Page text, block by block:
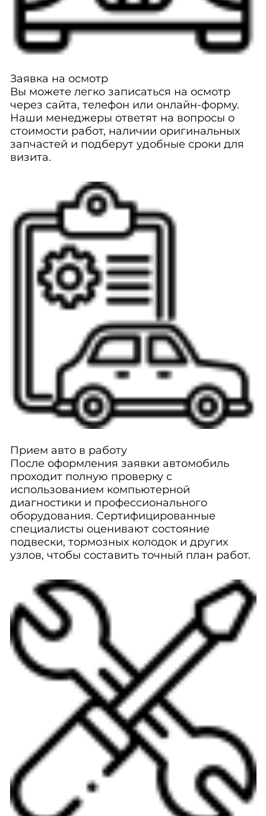
Заявка на осмотр
Вы можете легко записаться на осмотр
через сайта, телефон или онлайн-форму.
Наши менеджеры ответят на вопросы о
стоимости работ, наличии оригинальных
запчастей и подберут удобные сроки для
визита.
Прием авто в работу
После оформления заявки автомобиль
проходит полную проверку с
использованием компьютерной
диагностики и профессионального
оборудования. Сертифицированные
специалисты оценивают состояние
подвески, тормозных колодок и других
узлов, чтобы составить точный план работ.